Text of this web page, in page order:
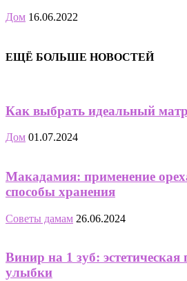
Дом 16.06.2022
ЕЩЁ БОЛЬШЕ НОВОСТЕЙ
Как выбрать идеальный
Дом 01.07.2024
Макадамия: применение
способы хранения
Советы дамам 26.06.2024
Винир на 1 зуб:
улыбки